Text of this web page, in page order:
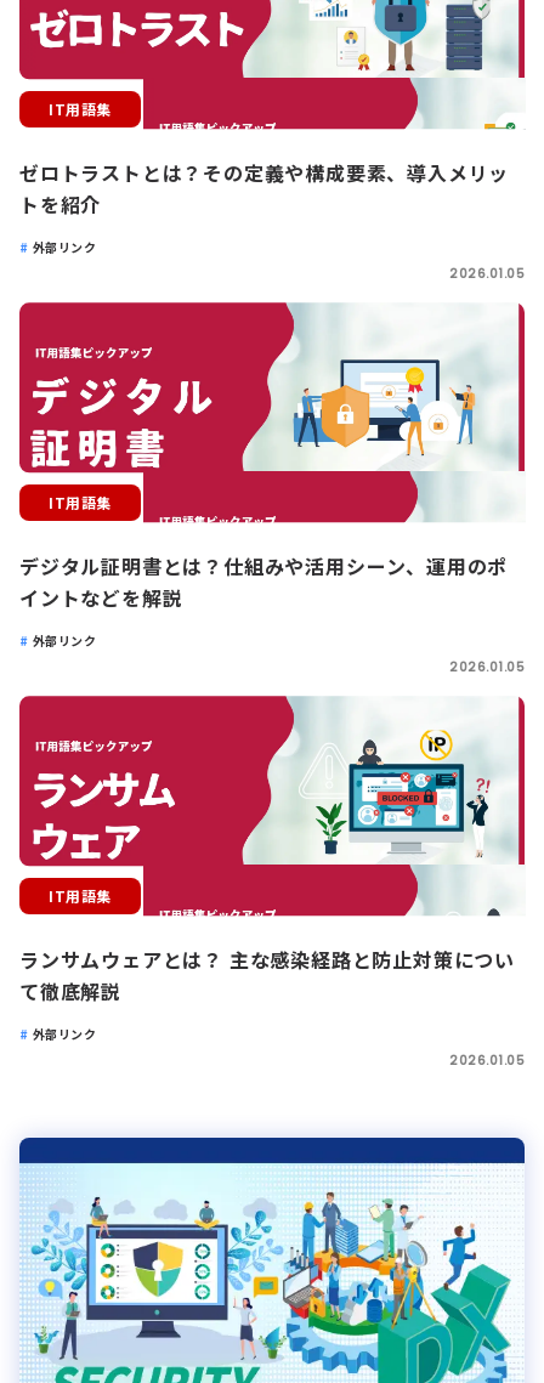
IT用語集
ゼロトラストとは？その定義や構成要素、導入メリッ
トを紹介
外部リンク
2026.01.05
IT用語集
デジタル証明書とは？仕組みや活用シーン、運用のポ
イントなどを解説
外部リンク
2026.01.05
IT用語集
ランサムウェアとは？ 主な感染経路と防止対策につい
て徹底解説
外部リンク
2026.01.05